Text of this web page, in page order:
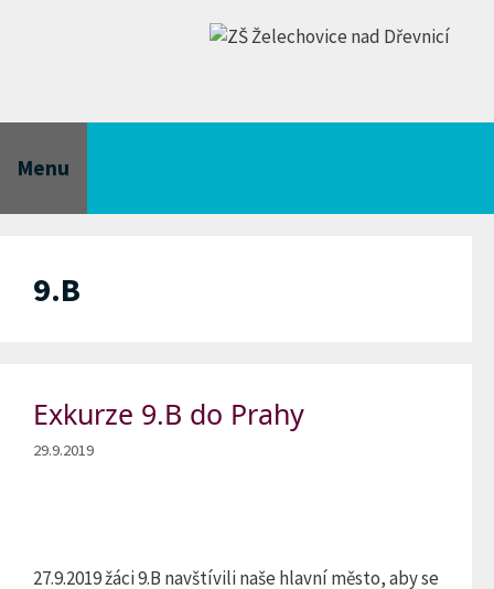
Menu
9.B
Exkurze 9.B do Prahy
29.9.2019
27.9.2019 žáci 9.B navštívili naše hlavní město, aby se